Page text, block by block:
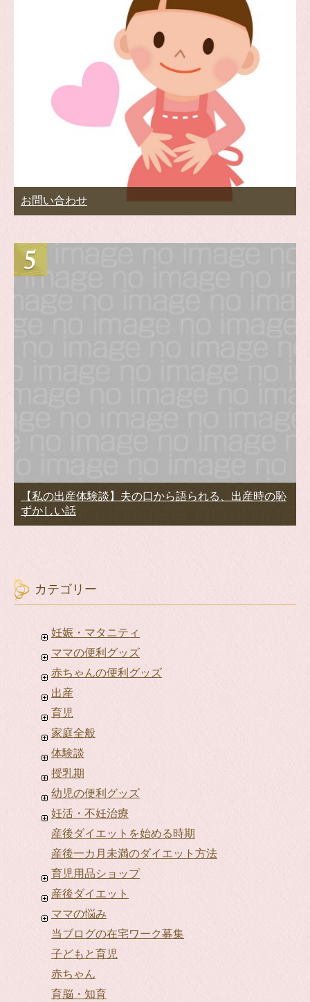
お問い合わせ
【私の出産体験談】夫の口から語られる、出産時の恥
ずかしい話
カテゴリー
妊娠・マタニティ
ママの便利グッズ
赤ちゃんの便利グッズ
出産
育児
家庭全般
体験談
授乳期
幼児の便利グッズ
妊活・不妊治療
産後ダイエットを始める時期
産後一カ月未満のダイエット方法
育児用品ショップ
産後ダイエット
ママの悩み
当ブログの在宅ワーク募集
子どもと育児
赤ちゃん
育脳・知育